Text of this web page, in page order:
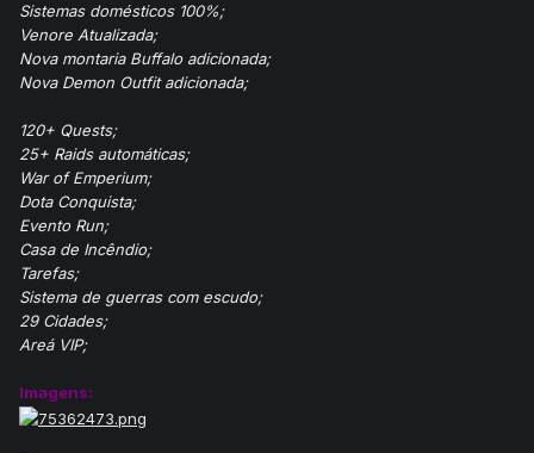
Sistemas domésticos 100%;
Venore Atualizada;
Nova montaria Buffalo adicionada;
Nova Demon Outfit adicionada;
120+ Quests;
25+ Raids automáticas;
War of Emperium;
Dota Conquista;
Evento Run;
Casa de Incêndio;
Tarefas;
Sistema de guerras com escudo;
29 Cidades;
Areá VIP;
Imagens: